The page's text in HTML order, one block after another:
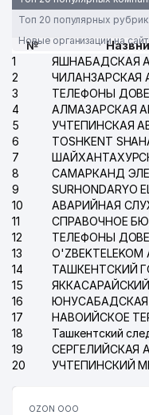
Топ 20 популярных
Новые организации на
№
1
2
3
4
5
6
7
8
9
10
11
12
13
14
15
16
17
18
19
20
OZON ООО